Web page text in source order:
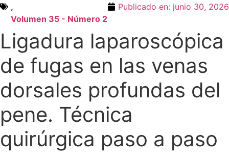
,
Volumen 35 - Número 2
Publicado en: junio 30, 2026
Ligadura laparoscópica
de fugas en las venas
dorsales profundas del
pene. Técnica
quirúrgica paso a paso